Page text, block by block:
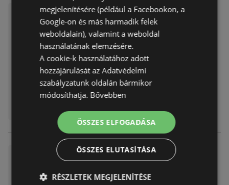
Expert újság érvényessége 20
26.03.18ig
Akciós újság már nem érvényes
Lejárat dátuma:
Távolság: 0,97 km
Expert újság érvényessége 20
Akciós újság már nem érvényes
megjelenítésére (például a Facebookon, a
Google-on és más harmadik felek
weboldalain), valamint a weboldal
használatának elemzésére.
A cookie-k használatához adott
hozzájárulását az Adatvédelmi
szabályzatunk oldalán bármikor
módosíthatja. Bővebben
ÖSSZES ELFOGADÁSA
ÖSSZES ELUTASÍTÁSA
RÉSZLETEK MEGJELENÍTÉSE